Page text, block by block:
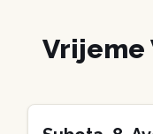
Vrijeme